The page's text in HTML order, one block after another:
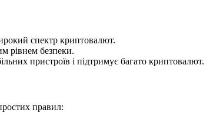
спектр криптовалют.
рівнем безпеки.
пристроїв і підтримує багато криптовалют.
правил: